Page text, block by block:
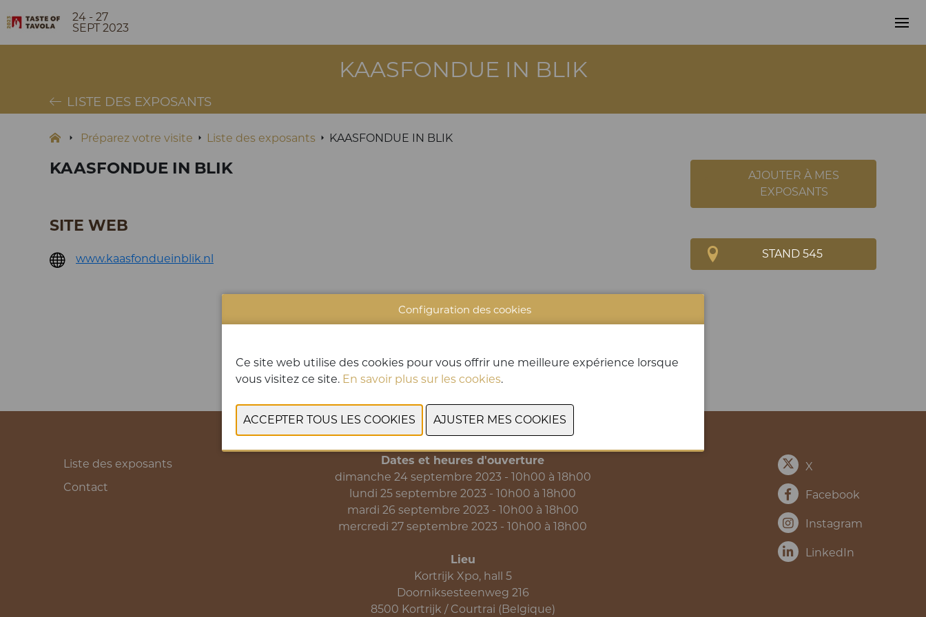
24 - 27
SEPT 2023
KAASFONDUE IN BLIK
LISTE DES EXPOSANTS
Préparez votre visite Liste des exposants KAASFONDUE IN BLIK
KAASFONDUE IN BLIK
AJOUTER À MES
EXPOSANTS
STAND 545
SITE WEB
www.kaasfondueinblik.nl
PRÉCÉDENT
Liste des exposants
Contact
Dates et heures d'ouverture
dimanche 24 septembre 2023 - 10h00 à 18h00
lundi 25 septembre 2023 - 10h00 à 18h00
mardi 26 septembre 2023 - 10h00 à 18h00
mercredi 27 septembre 2023 - 10h00 à 18h00
Lieu
Kortrijk Xpo, hall 5
Doorniksesteenweg 216
8500 Kortrijk / Courtrai (Belgique)
X
Facebook
Instagram
LinkedIn
Configuration des cookies
Ce site web utilise des cookies pour vous offrir une meilleure expérience lorsque
vous visitez ce site. En savoir plus sur les cookies.